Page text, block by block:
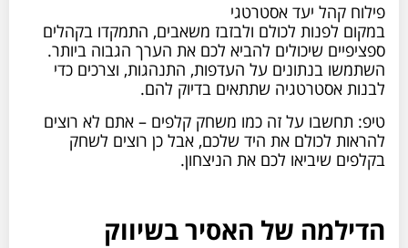
פילוח קהל יעד אסטרטגי
במקום לפנות לכולם ולבזבז משאבים, התמקדו בקהלים
ספציפיים שיכולים להביא לכם את הערך הגבוה ביותר.
השתמשו בנתונים על העדפות, התנהגות, וצרכים כדי
לבנות אסטרטגיה שתתאים בדיוק להם.
טיפ: תחשבו על זה כמו משחק קלפים – אתם לא רוצים
להראות לכולם את היד שלכם, אבל כן רוצים לשחק
בקלפים שיביאו לכם את הניצחון.
הדילמה של האסיר בשיווק